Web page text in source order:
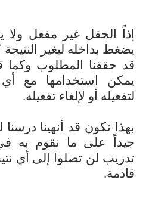
إذاً الحقل غير مفعل
يضغط بداخله ليغير النتيجة
قد حققنا المطلوب وكما
يمكن استخدامها مع
لتفعيله أو لإلغاء تفعيله.
بهذا نكون قد أنهينا درسنا
جيداً على ما نقوم به
تدريب لن تصلوا إلى أي
قادمة.